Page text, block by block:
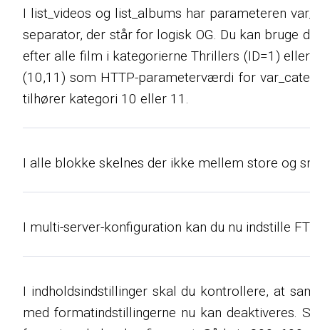
I list_videos og list_albums har parameteren
separator, der står for logisk OG. Du kan
efter alle film i kategorierne Thrillers (ID=1)
(10,11) som HTTP-parameterværdi for
tilhører kategori 10 eller 11.
I alle blokke skelnes der ikke mellem store og
I multi-server-konfiguration kan du nu indstille
I indholdsindstillinger skal du kontrollere, at
med formatindstillingerne nu kan